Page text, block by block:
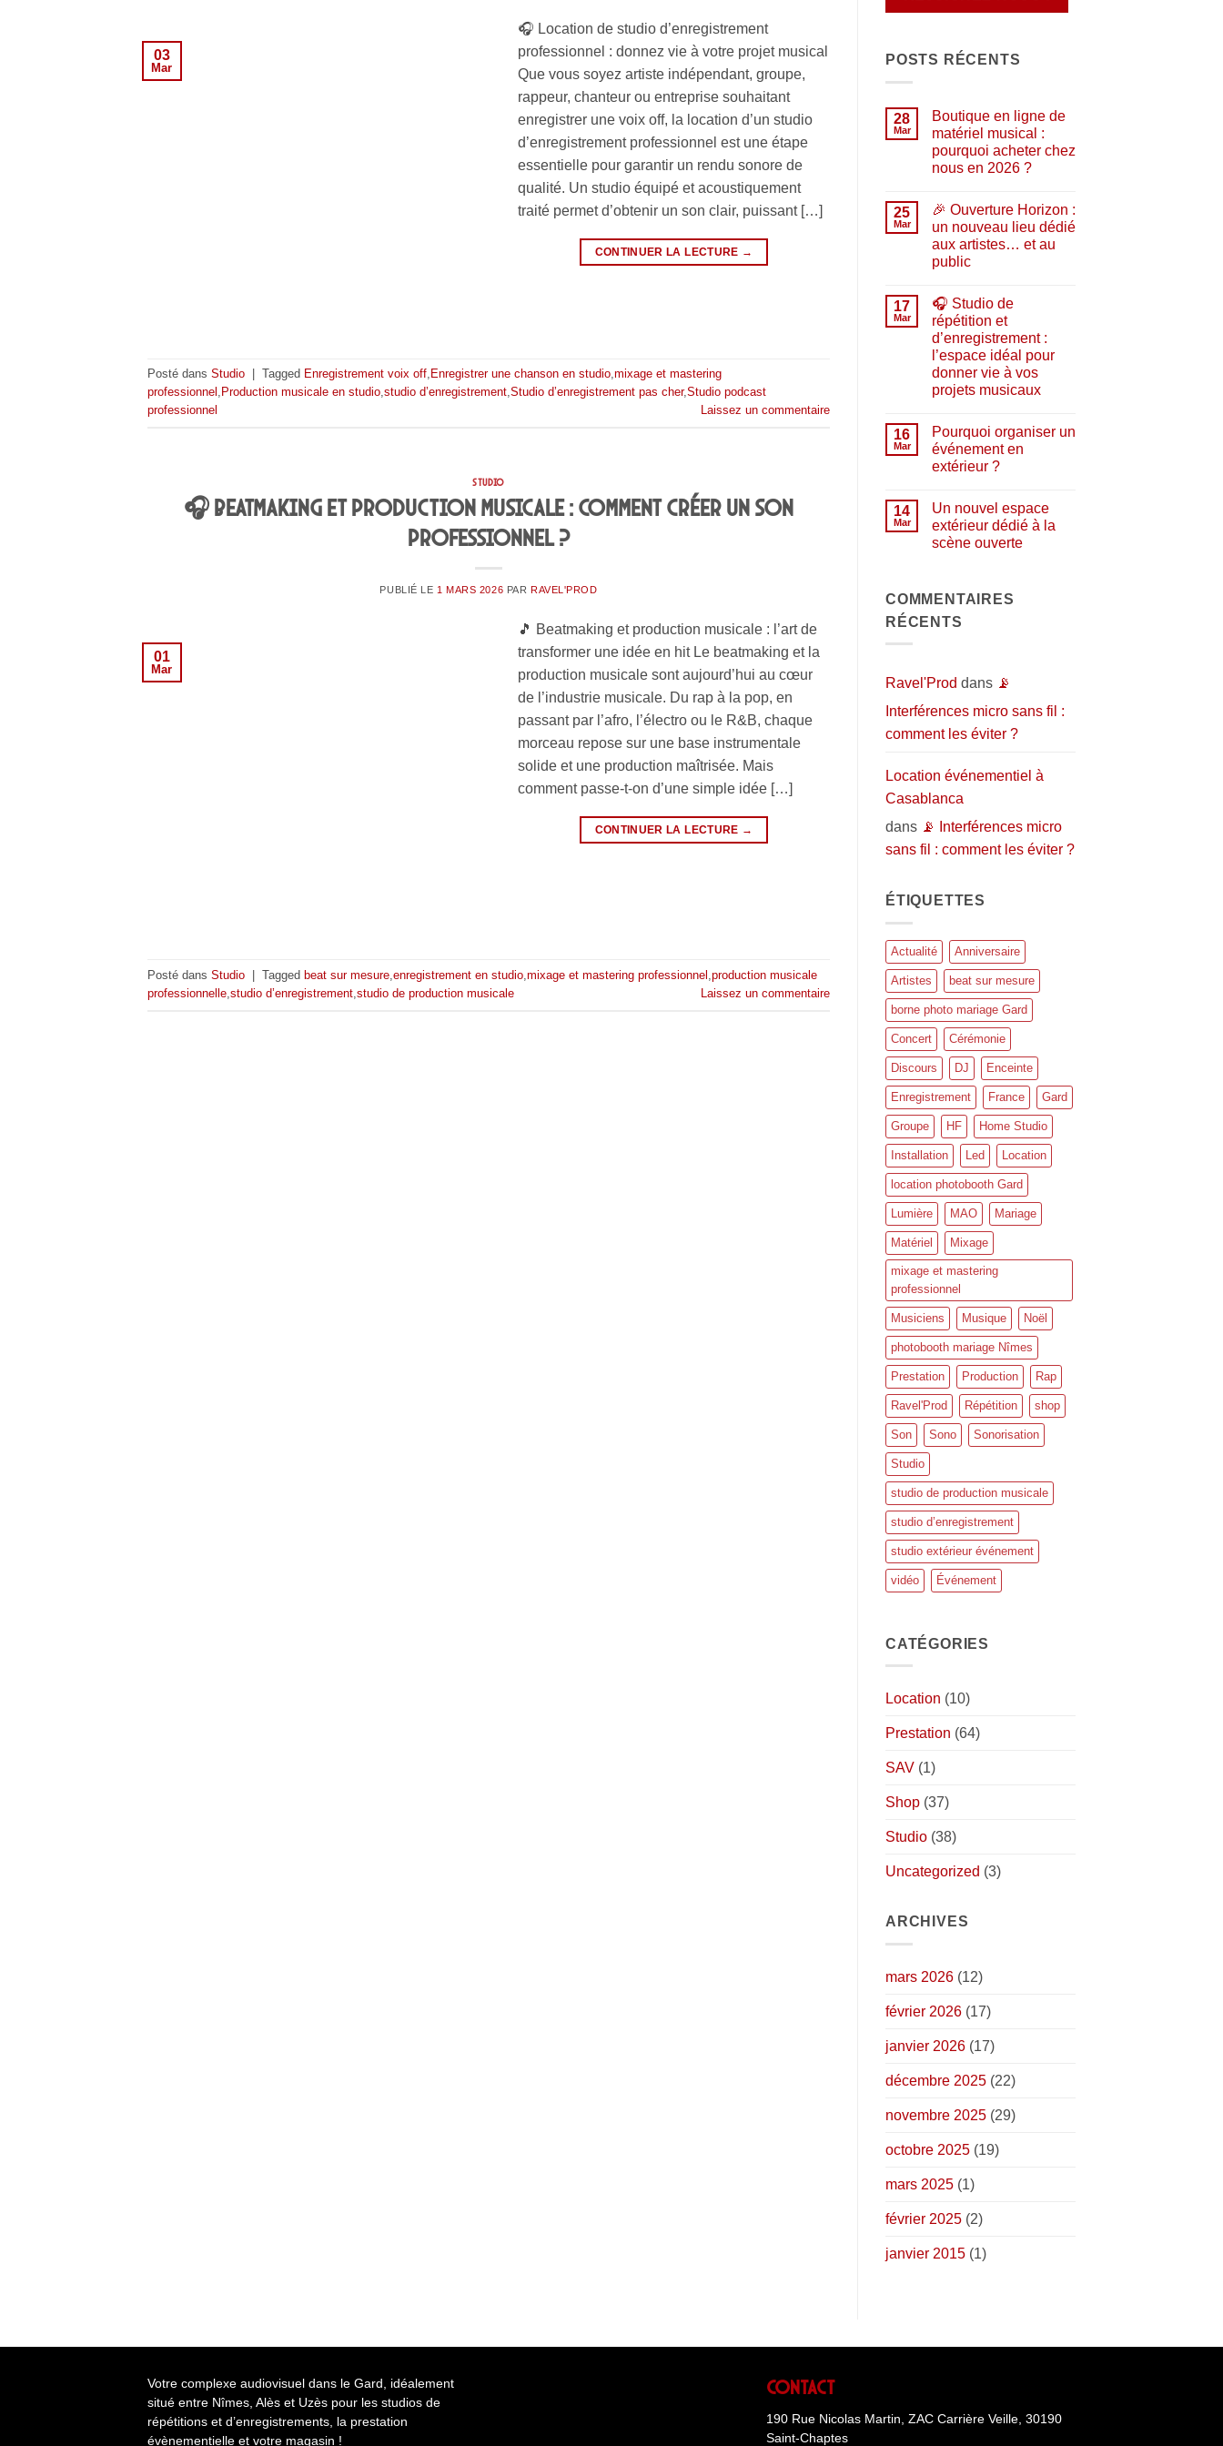
03
Mar
🎧 Location de studio d’enregistrement
professionnel : donnez vie à votre projet musical
Que vous soyez artiste indépendant, groupe,
rappeur, chanteur ou entreprise souhaitant
enregistrer une voix off, la location d’un studio
d’enregistrement professionnel est une étape
essentielle pour garantir un rendu sonore de
qualité. Un studio équipé et acoustiquement
traité permet d’obtenir un son clair, puissant […]
CONTINUER LA LECTURE →
Posté dans Studio Tagged Enregistrement voix off, Enregistrer une chanson en studio,mixage et mastering
professionnel , Production musicale en studio,studio d’enregistrement,Studio d’enregistrement pas cher,Studio podcast
professionnel
Laissez un commentaire
STUDIO
🎧 Beatmaking et production musicale : comment créer un son
professionnel ?
PUBLIÉ LE 1 MARS 2026 PAR RAVEL'PROD
01
Mar
🎵 Beatmaking et production musicale : l’art de
transformer une idée en hit Le beatmaking et la
production musicale sont aujourd’hui au cœur
de l’industrie musicale. Du rap à la pop, en
passant par l’afro, l’électro ou le R&B, chaque
morceau repose sur une base instrumentale
solide et une production maîtrisée. Mais
comment passe-t-on d’une simple idée […]
CONTINUER LA LECTURE →
Posté dans Studio Tagged beat sur mesure enregistrement en studio mixage et mastering professionnel production musicale
professionnelle studio d’enregistrement studio de production musicale Laissez un commentaire
POSTS RÉCENTS
28
Mar
Boutique en ligne de
matériel musical :
pourquoi acheter chez
nous en 2026 ?
sur
en
ligne
de
matériel
pourquoi
acheter
chez
nous
en
2026
?
25
Mar
🎉 Ouverture Horizon :
un nouveau lieu dédié
aux artistes… et au
public
sur
🎉
Ouverture
Horizon
un
nouveau
lieu
dédié
et
au
public
17
Mar
🎧 Studio de
répétition et
d’enregistrement :
l’espace idéal pour
donner vie à vos
projets musicaux
sur
🎧
Studio
de
d’enregistrement
l’espace
idéal
pour
vos
musicaux
16
Mar
Pourquoi organiser un
événement en
extérieur ?
sur
Pourquoi
organiser
un
14
Mar
Un nouvel espace
extérieur dédié à la
scène ouverte
Un
nouvel
espace
scène
ouverte
COMMENTAIRES
RÉCENTS
Ravel'Prod dans 📡
Interférences micro sans fil :
comment les éviter ?
Location événementiel à
Casablanca
dans 📡 Interférences micro
sans fil : comment les éviter ?
ÉTIQUETTES
Actualité Anniversaire
Artistes beat sur mesure
borne photo mariage Gard
Concert Cérémonie
Discours DJ Enceinte
Enregistrement France Gard
Groupe HF Home Studio
Installation Led Location
location photobooth Gard
Lumière MAO Mariage
Matériel Mixage
mixage et mastering
professionnel
Musiciens Musique Noël
photobooth mariage Nîmes
Prestation Production Rap
Ravel'Prod Répétition shop
Son Sono Sonorisation
Studio
studio de production musicale
studio d’enregistrement
studio extérieur événement
vidéo Événement
CATÉGORIES
Location (10)
Prestation (64)
SAV (1)
Shop (37)
Studio (38)
Uncategorized (3)
ARCHIVES
mars 2026 (12)
février 2026 (17)
janvier 2026 (17)
décembre 2025 (22)
novembre 2025 (29)
octobre 2025 (19)
mars 2025 (1)
février 2025 (2)
janvier 2015 (1)
Votre complexe audiovisuel dans le Gard, idéalement
situé entre Nîmes, Alès et Uzès pour les studios de
répétitions et d’enregistrements, la prestation
évènementielle et votre magasin !
Contact
190 Rue Nicolas Martin, ZAC Carrière Veille, 30190
Saint-Chaptes